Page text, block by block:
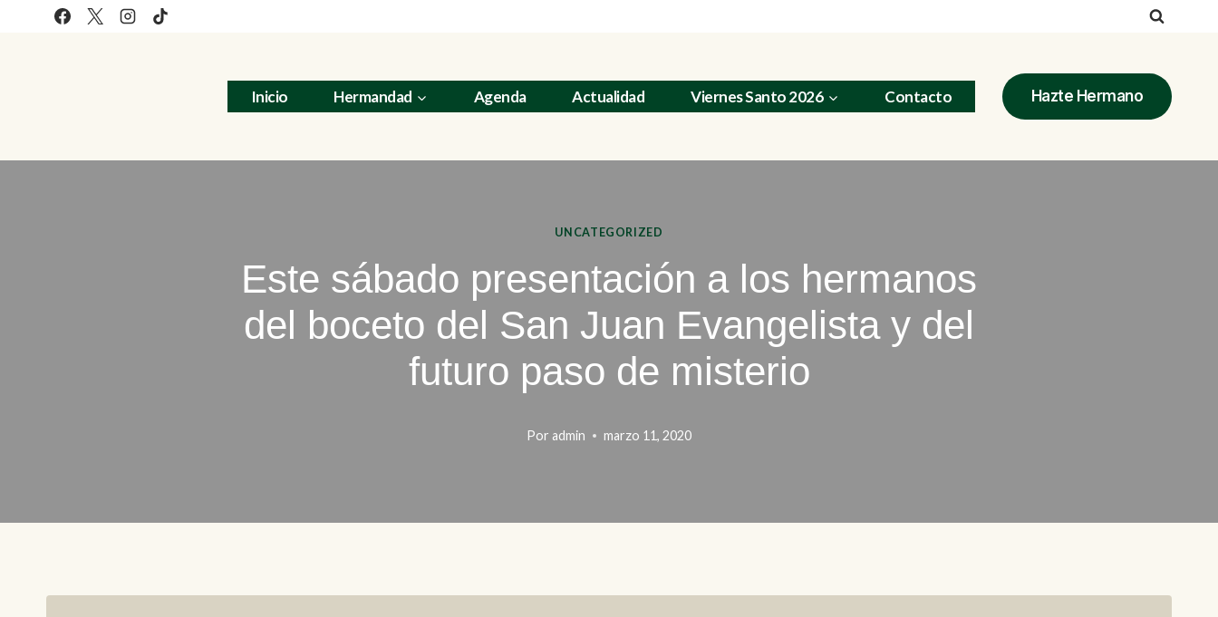
Inicio Hermandad Agenda Actualidad Viernes Santo 2026 Contacto Hazte Hermano
UNCATEGORIZED
Este sábado presentación a los hermanos
del boceto del San Juan Evangelista y del
futuro paso de misterio
Por admin marzo 11, 2020